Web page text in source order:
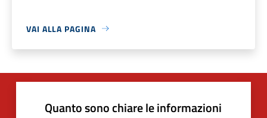
VAI ALLA PAGINA
Quanto sono chiare le informazioni